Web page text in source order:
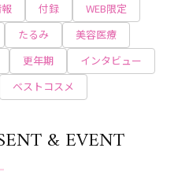
付録
WEB限定
たるみ
美容医療
更年期
インタビュー
ベストコスメ
& EVENT